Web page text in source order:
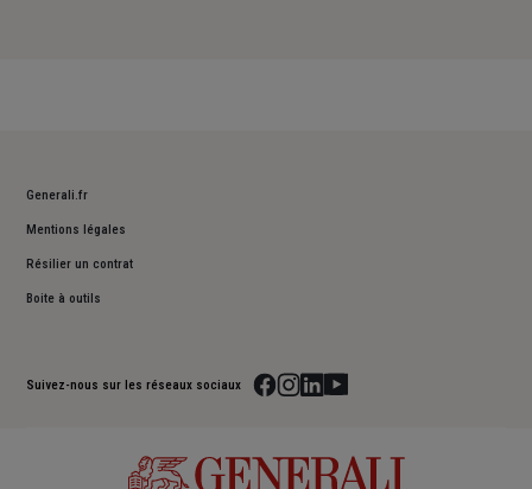
Generali.fr
Mentions légales
Résilier un contrat
Boite à outils
Suivez-nous sur les réseaux sociaux